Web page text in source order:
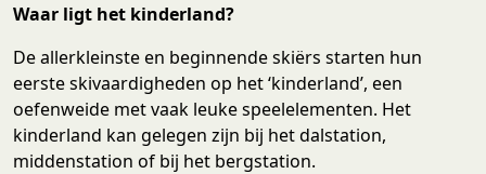
Waar ligt het kinderland?
De allerkleinste en beginnende skiërs starten hun
eerste skivaardigheden op het ‘kinderland’, een
oefenweide met vaak leuke speelelementen. Het
kinderland kan gelegen zijn bij het dalstation,
middenstation of bij het bergstation.